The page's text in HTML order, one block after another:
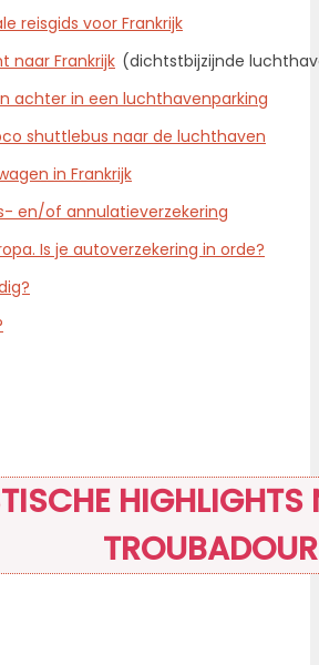
reisgids voor Frankrijk
naar Frankrijk (dichtstbijzijnde
achter in een luchthavenparking
shuttlebus naar de luchthaven
in Frankrijk
en/of annulatieverzekering
Is je autoverzekering in orde?
HIGHLIGHTS